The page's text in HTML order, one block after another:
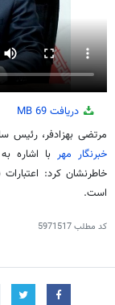
دریافت 69 MB
مرتضی بهزادفر، رئیس
خبرنگار مهر با اشاره
است.
کد مطلب5971517